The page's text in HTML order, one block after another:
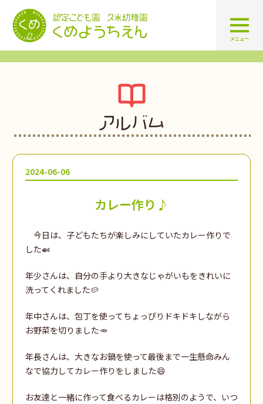
認定こども園 学校法人久米幼
メニュー
アルバム
2024-06-06
カレー作り♪
今日は、子どもたちが楽しみにしていたカレー作りで
した🍛
年少さんは、自分の手より大きなじゃがいもをきれいに
洗ってくれました🥔
年中さんは、包丁を使ってちょっぴりドキドキしながら
お野菜を切りました🥕
年長さんは、大きなお鍋を使って最後まで一生懸命みん
なで協力してカレー作りをしました😄
お友達と一緒に作って食べるカレーは格別のようで、いつ